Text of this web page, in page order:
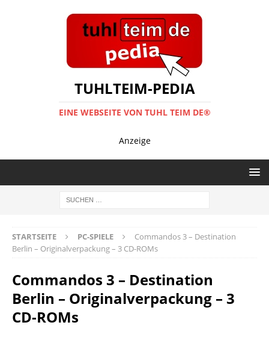
TUHLTEIM-PEDIA
EINE WEBSEITE VON TUHL TEIM DE®
Anzeige
STARTSEITE PC-SPIELE
Commandos 3 – Destination
Berlin – Originalverpackung – 3 CD-ROMs
Commandos 3 – Destination
Berlin – Originalverpackung – 3
CD-ROMs